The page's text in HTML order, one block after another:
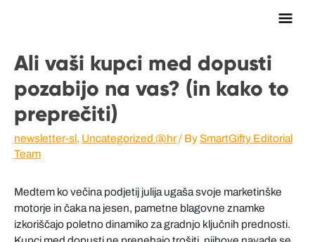
Main
Ali vaši kupci med dopusti
pozabijo na vas? (in kako to
preprečiti)
newsletter-sl, Uncategorized @hr/ BySmartGifty Editorial
Team
Medtem ko večina podjetij julija ugaša svoje marketinške
motorje in čaka na jesen, pametne blagovne znamke
izkoriščajo poletno dinamiko za gradnjo ključnih prednosti.